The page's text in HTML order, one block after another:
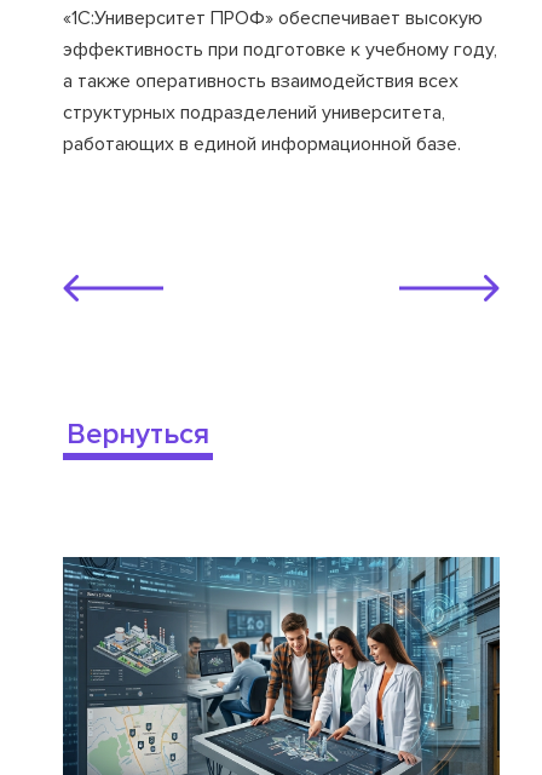
«1С:Университет ПРОФ» обеспечивает высокую
эффективность при подготовке к учебному году,
а также оперативность взаимодействия всех
структурных подразделений университета,
работающих в единой информационной базе.
Вернуться